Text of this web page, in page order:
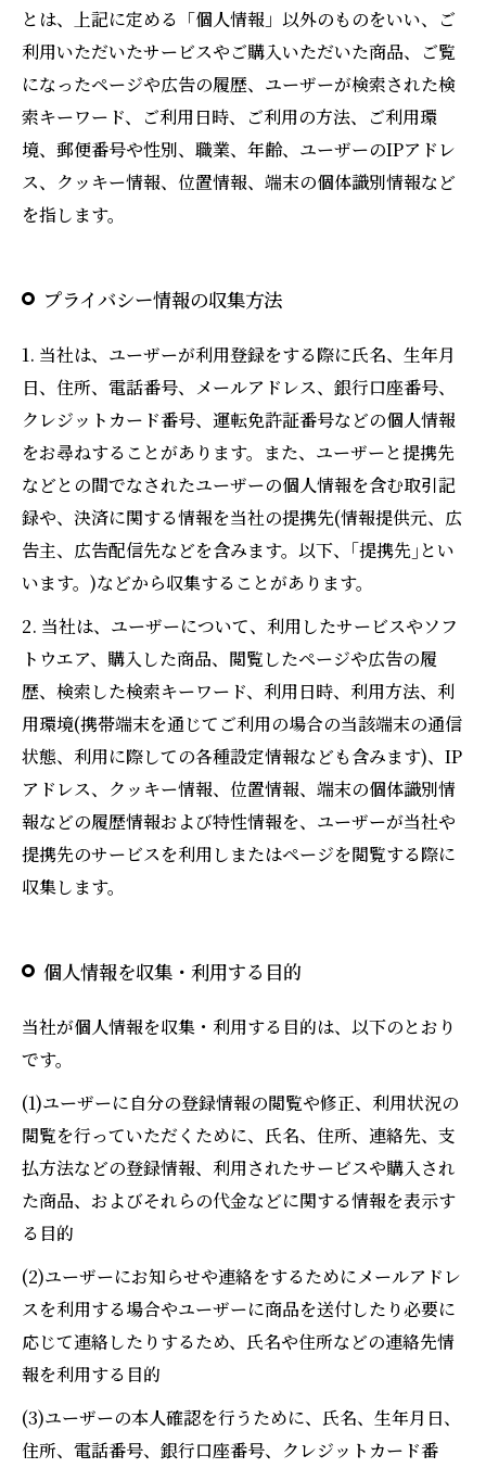
とは、上記に定める「個人情報」以外のものをいい、ご
利用いただいたサービスやご購入いただいた商品、ご覧
になったページや広告の履歴、ユーザーが検索された検
索キーワード、ご利用日時、ご利用の方法、ご利用環
境、郵便番号や性別、職業、年齢、ユーザーのIPアドレ
ス、クッキー情報、位置情報、端末の個体識別情報など
を指します。
プライバシー情報の収集方法
1. 当社は、ユーザーが利用登録をする際に氏名、生年月
日、住所、電話番号、メールアドレス、銀行口座番号、
クレジットカード番号、運転免許証番号などの個人情報
をお尋ねすることがあります。また、ユーザーと提携先
などとの間でなされたユーザーの個人情報を含む取引記
録や、決済に関する情報を当社の提携先(情報提供元、広
告主、広告配信先などを含みます。以下、｢提携先｣とい
います。)などから収集することがあります。
2. 当社は、ユーザーについて、利用したサービスやソフ
トウエア、購入した商品、閲覧したページや広告の履
歴、検索した検索キーワード、利用日時、利用方法、利
用環境(携帯端末を通じてご利用の場合の当該端末の通信
状態、利用に際しての各種設定情報なども含みます)、IP
アドレス、クッキー情報、位置情報、端末の個体識別情
報などの履歴情報および特性情報を、ユーザーが当社や
提携先のサービスを利用しまたはページを閲覧する際に
収集します。
個人情報を収集・利用する目的
当社が個人情報を収集・利用する目的は、以下のとおり
です。
(1)ユーザーに自分の登録情報の閲覧や修正、利用状況の
閲覧を行っていただくために、氏名、住所、連絡先、支
払方法などの登録情報、利用されたサービスや購入され
た商品、およびそれらの代金などに関する情報を表示す
る目的
(2)ユーザーにお知らせや連絡をするためにメールアドレ
スを利用する場合やユーザーに商品を送付したり必要に
応じて連絡したりするため、氏名や住所などの連絡先情
報を利用する目的
(3)ユーザーの本人確認を行うために、氏名、生年月日、
住所、電話番号、銀行口座番号、クレジットカード番